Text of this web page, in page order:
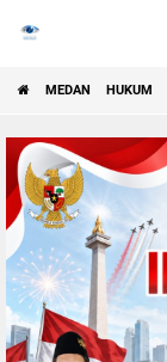
MEDAN HUKUM